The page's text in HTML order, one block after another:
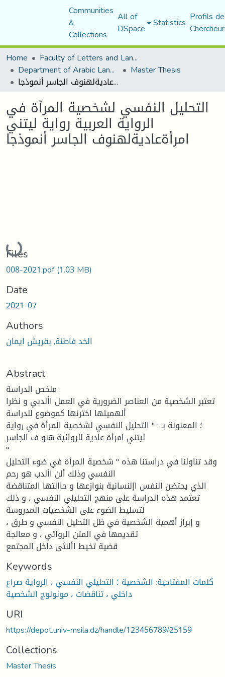
Communities
&
Collections
All of
DSpace Statistics Profils
Home
Faculty of Letters and Languages
Department of Arabic Language and Literature Master Thesis
التحليل النفسي لشخصية المرأة في الرواية العربية رواية ليتني امرأةعاديةلهنوف الجاسر أنموذجا
التحليل النفسي لشخصية المرأة في
الرواية العربية رواية ليتني
امرأةعاديةلهنوف الجاسر أنموذجا
Loading...
Files
008-2021.pdf(1.03 MB)
Date
2021-07
Authors
الخد فاطنة, بقريش ايمان
Abstract
ملخص الدراسة :
تعتبر الشخصية من العناصر الضرورية في العمل األدبي و نظرا
ألهميتها اخترنها كموضوع للدراسة
؛ المعنونة بـ : " التحليل النفسي لشخصية المرأة في رواية
ليتني امرأة عادية للروائية هنو ف الجاسر
"
وقد تناولنا في دراستنا هذه " شخصية المرأة في ضوء التحليل
النفسي وذلك ألن األدب هو رحم
الذي يحتضن النفس اإلنسانية بنوازعها و حاالتها المتناقضة
تعتمد هذه الدراسة على منهج التحليلي النفسي ، و ذلك
لتسليط الضوء على الشخصيات المدروسة
، و إبراز أهمية الشخصية في ظل التحليل النفسي و طرق
تقديمها في المتن الروائي ، و معالجة
قضية تخيط األنثى داخل المجتمع
Keywords
كلمات المفتاحية: الشخصية ؛ التحليلي النفسي ، الرواية صراع
داخلي ، تناقضات ، مونولوج الشخصية
URI
https://depot.univ-msila.dz/handle/123456789/25159
Collections
Master Thesis